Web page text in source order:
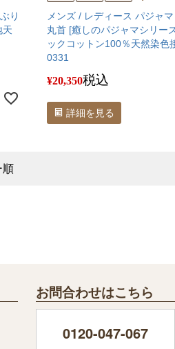
り
天
メンズ / レディース パジャ
丸首 [癒しのパジャマシリー
ックコットン100％天然染色
0331
¥20,350税込
詳細を見る
順
お問合わせはこちら
0120-047-067